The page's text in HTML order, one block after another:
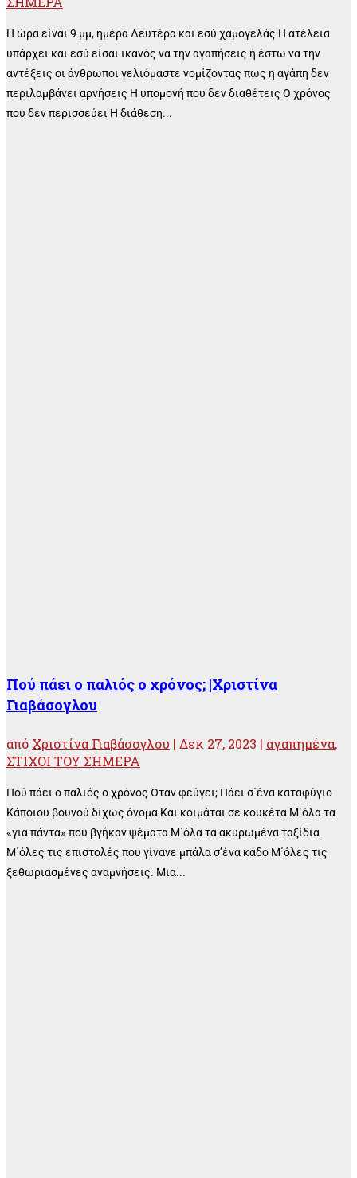
Η ώρα είναι 9 μμ, ημέρα Δευτέρα και εσύ χαμογελάς Η ατέλεια
υπάρχει και εσύ είσαι ικανός να την αγαπήσεις ή έστω να την
αντέξεις οι άνθρωποι γελιόμαστε νομίζοντας πως η αγάπη δεν
περιλαμβάνει αρνήσεις Η υπομονή που δεν διαθέτεις Ο χρόνος
που δεν περισσεύει Η διάθεση...
Πού πάει ο παλιός ο χρόνος; |Χριστίνα
Γιαβάσογλου
από Χριστίνα Γιαβάσογλου | Δεκ 27, 2023 | αγαπημένα,
ΣΤΙΧΟΙ ΤΟΥ ΣΗΜΕΡΑ
Πού πάει ο παλιός ο χρόνος Όταν φεύγει; Πάει σ΄ένα καταφύγιο
Κάποιου βουνού δίχως όνομα Και κοιμάται σε κουκέτα Μ΄όλα τα
«για πάντα» που βγήκαν ψέματα Μ΄όλα τα ακυρωμένα ταξίδια
Μ΄όλες τις επιστολές που γίνανε μπάλα σ’ένα κάδο Μ΄όλες τις
ξεθωριασμένες αναμνήσεις. Μια...